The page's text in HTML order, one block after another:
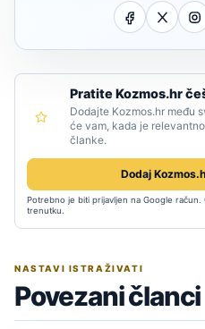
Pratite Kozmos.hr
Dodajte Kozmos.hr među
će vam, kada je
članke.
Dodaj
Potrebno je biti prijavljen na Google
trenutku.
NASTAVI ISTRAŽIVATI
Povezani članci